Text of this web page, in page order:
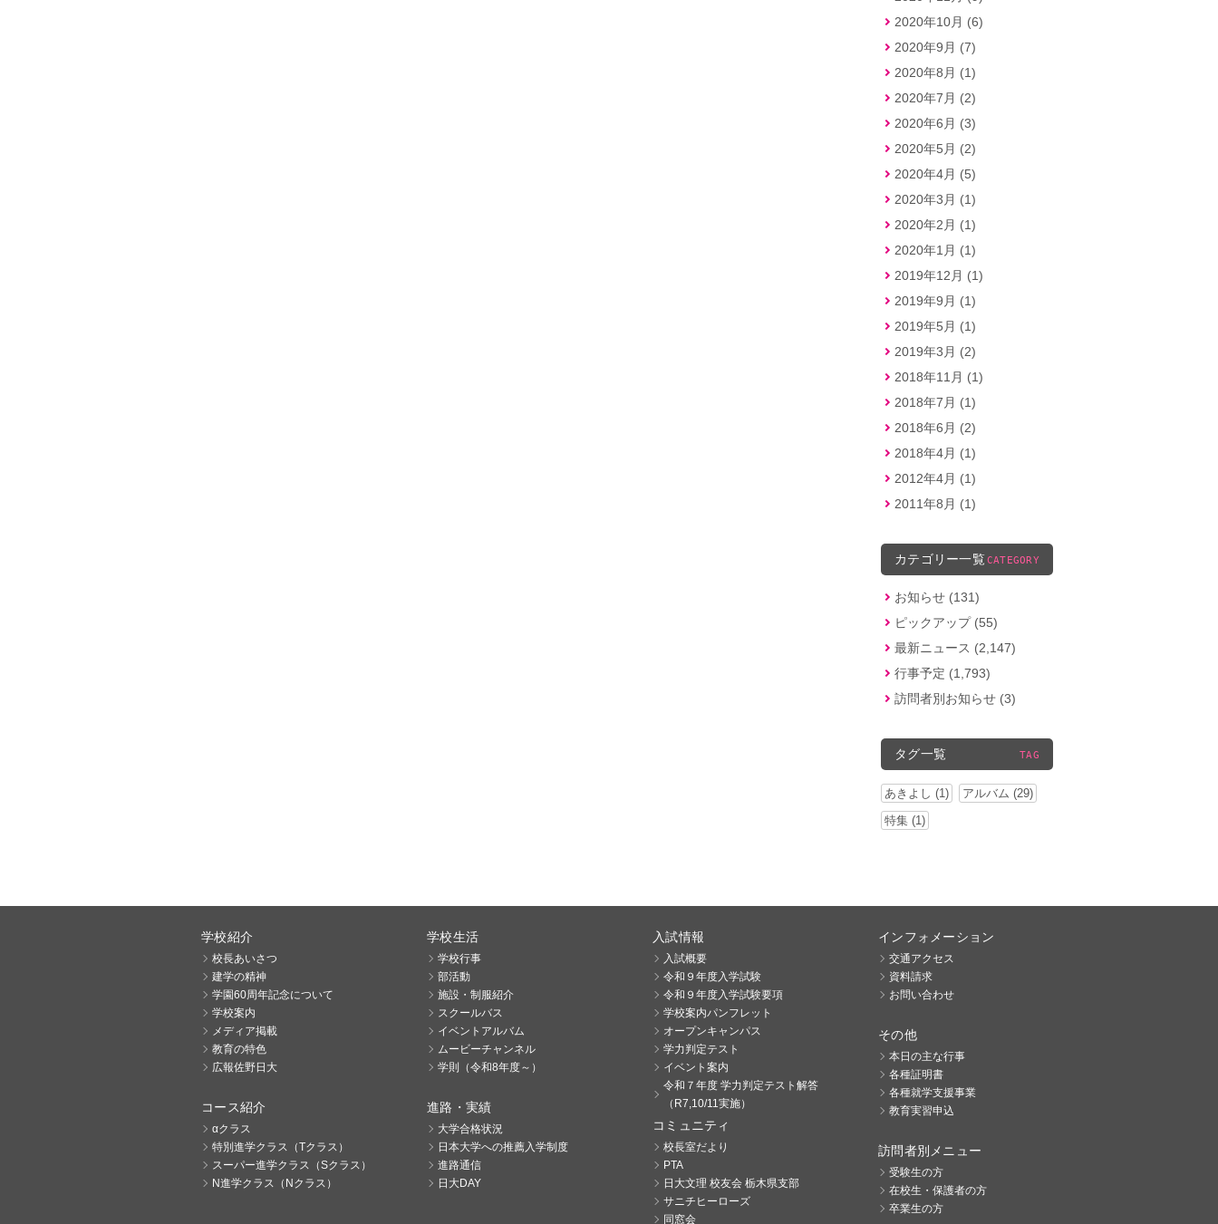
2020年10月 (6)
2020年9月 (7)
2020年8月 (1)
2020年7月 (2)
2020年6月 (3)
2020年5月 (2)
2020年4月 (5)
2020年3月 (1)
2020年2月 (1)
2020年1月 (1)
2019年12月 (1)
2019年9月 (1)
2019年5月 (1)
2019年3月 (2)
2018年11月 (1)
2018年7月 (1)
2018年6月 (2)
2018年4月 (1)
2012年4月 (1)
2011年8月 (1)
カテゴリー一覧 CATEGORY
お知らせ (131)
ピックアップ (55)
最新ニュース (2,147)
行事予定 (1,793)
訪問者別お知らせ (3)
タグ一覧 TAG
あきよし (1)
アルバム (29)
特集 (1)
学校紹介
校長あいさつ
建学の精神
学園60周年記念について
学校案内
メディア掲載
教育の特色
広報佐野日大
コース紹介
αクラス
特別進学クラス（Tクラス）
スーパー進学クラス（Sクラス）
N進学クラス（Nクラス）
学校生活
学校行事
部活動
施設・制服紹介
スクールバス
イベントアルバム
ムービーチャンネル
学則（令和8年度～）
進路・実績
大学合格状況
日本大学への推薦入学制度
進路通信
日大DAY
入試情報
入試概要
令和９年度入学試験
令和９年度入学試験要項
学校案内パンフレット
オープンキャンパス
学力判定テスト
イベント案内
令和７年度 学力判定テスト解答
（R7,10/11実施）
コミュニティ
校長室だより
PTA
日大文理 校友会 栃木県支部
サニチヒーローズ
同窓会
インフォメーション
交通アクセス
資料請求
お問い合わせ
その他
本日の主な行事
各種証明書
各種就学支援事業
教育実習申込
訪問者別メニュー
受験生の方
在校生・保護者の方
卒業生の方